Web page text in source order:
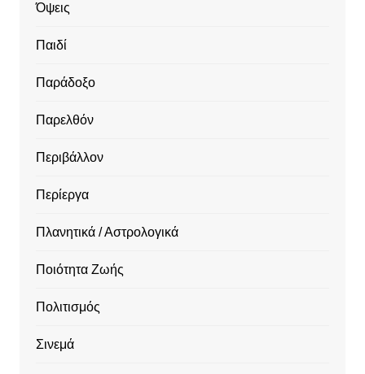
Όψεις
Παιδί
Παράδοξο
Παρελθόν
Περιβάλλον
Περίεργα
Πλανητικά / Αστρολογικά
Ποιότητα Ζωής
Πολιτισμός
Σινεμά